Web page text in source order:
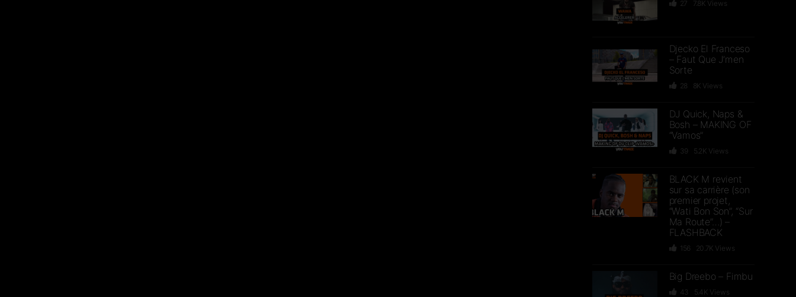
27 7.8K Views
Djecko El Franceso
– Faut Que J’men
Sorte
28 8K Views
DJ Quick, Naps &
Bosh – MAKING OF
“Vamos”
39 5.2K Views
BLACK M revient
sur sa carrière (son
premier projet,
“Wati Bon Son”, “Sur
Ma Route”…) –
FLASHBACK
156 20.7K Views
Big Dreebo – Fimbu
43 5.4K Views